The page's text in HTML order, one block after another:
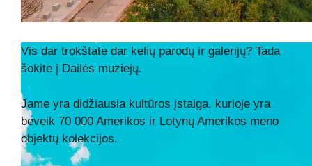
Vis dar trokštate dar kelių parodų ir galerijų? Tada
šokite į Dailės muziejų.
Jame yra didžiausia kultūros įstaiga, kurioje yra
beveik 70 000 Amerikos ir Lotynų Amerikos meno
objektų kolekcijos.